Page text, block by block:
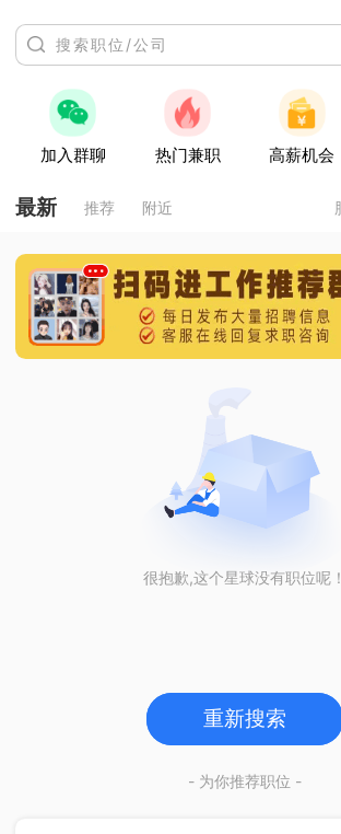
加入群聊 热门兼职 高薪机会
最新 推荐 附近
很抱歉,这个星球没有职位呢！
重新搜索
- 为你推荐职位 -